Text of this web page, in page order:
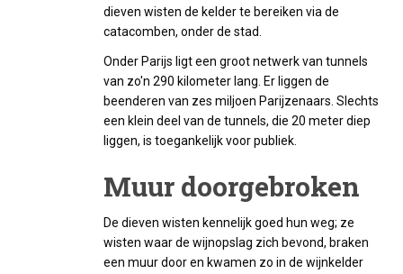
dieven wisten de kelder te bereiken via de
catacomben, onder de stad.
Onder Parijs ligt een groot netwerk van tunnels
van zo'n 290 kilometer lang. Er liggen de
beenderen van zes miljoen Parijzenaars. Slechts
een klein deel van de tunnels, die 20 meter diep
liggen, is toegankelijk voor publiek.
Muur doorgebroken
De dieven wisten kennelijk goed hun weg; ze
wisten waar de wijnopslag zich bevond, braken
een muur door en kwamen zo in de wijnkelder